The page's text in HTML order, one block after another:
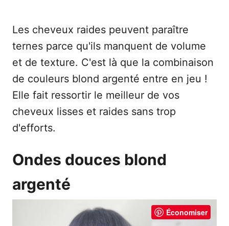
Les cheveux raides peuvent paraître
ternes parce qu'ils manquent de volume
et de texture. C'est là que la combinaison
de couleurs blond argenté entre en jeu !
Elle fait ressortir le meilleur de vos
cheveux lisses et raides sans trop
d'efforts.
Ondes douces blond
argenté
Économiser